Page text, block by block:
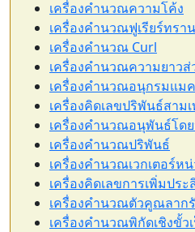
เครื่องคำนวณความโค้ง
เครื่องคำนวณฟูเรียร์ทรา
เครื่องคำนวณ Curl
เครื่องคำนวณความยาวส่
เครื่องคำนวณอนุกรมแม
เครื่องคิดเลขปริพันธ์สาม
เครื่องคำนวณอนุพันธ์โด
เครื่องคำนวณปริพันธ์
เครื่องคำนวณเวกเตอร์ห
เครื่องคิดเลขการเพิ่มปร
เครื่องคำนวณตัวคูณลาก
เครื่องคำนวณพิกัดเชิงขั้ว